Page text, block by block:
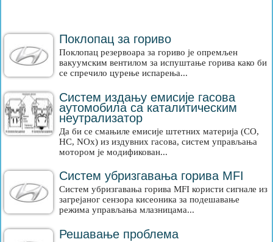
Поклопац за гориво
Поклопац резервоара за гориво је опремљен
вакуумским вентилом за испуштање горива како би
се спречило цурење испарења...
Систем издању емисије гасова
аутомобила са каталитическим
неутрализатор
Да би се смањиле емисије штетних материја (CO,
HC, NOx) из издувних гасова, систем управљања
мотором је модификован...
Систем убризгавања горива MFI
Систем убризгавања горива MFI користи сигнале из
загрејаног сензора кисеоника за подешавање
режима управљања млазницама...
Решавање проблема